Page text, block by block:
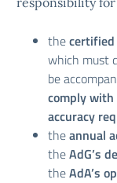
the
which must
be
comply with
accuracy
theannual
theAdG’s
theAdA’s